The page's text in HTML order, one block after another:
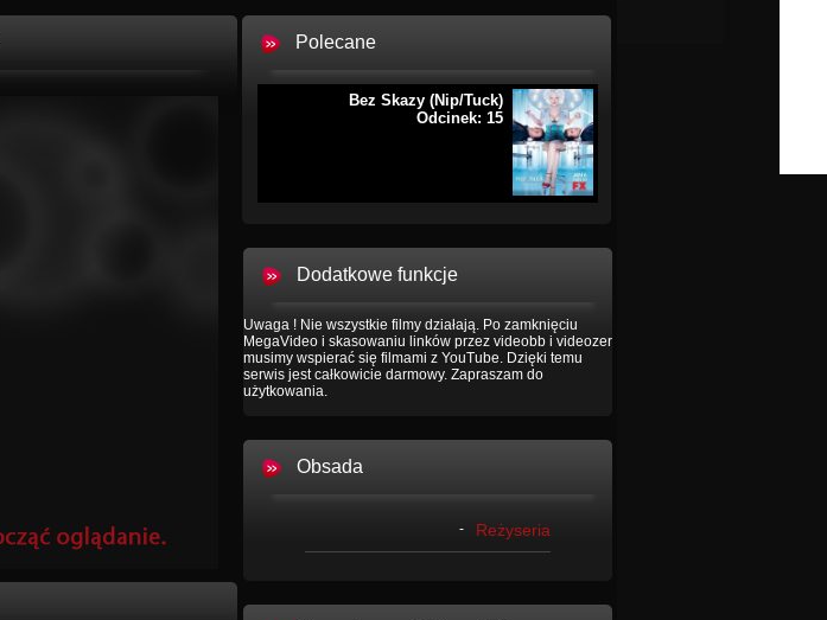
Polecane
Bez Skazy (Nip/Tuck)
Odcinek: 15
Dodatkowe funkcje
Uwaga ! Nie wszystkie filmy działają. Po zamknięciu
MegaVideo i skasowaniu linków przez videobb i videozer
musimy wspierać się filmami z YouTube. Dzięki temu
serwis jest całkowicie darmowy. Zapraszam do
użytkowania.
Obsada
- Reżyseria